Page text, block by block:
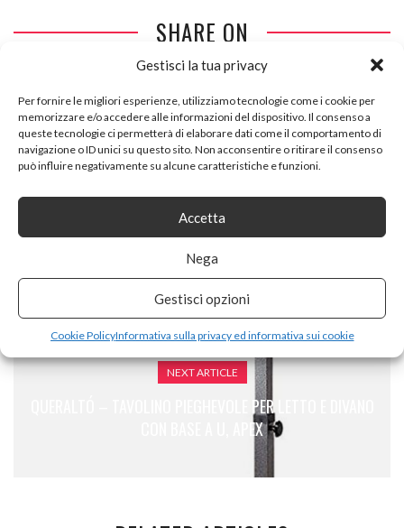
Gestisci la tua privacy
Per fornire le migliori esperienze, utilizziamo tecnologie come i cookie per
memorizzare e/o accedere alle informazioni del dispositivo. Il consenso a
queste tecnologie ci permetterà di elaborare dati come il comportamento di
navigazione o ID unici su questo sito. Non acconsentire o ritirare il consenso
può influire negativamente su alcune caratteristiche e funzioni.
Accetta
Nega
Gestisci opzioni
Cookie PolicyInformativa sulla privacy ed informativa sui cookie
SHARE ON
PREVIOUS ARTICLE
FPIGSHS PORTA BOTTIGLIE DA VINO CANTINETTA PER VINI
VETRINETTA VETRINA ARMADIO DIVISORIO ESPOSITORE A
TERRA SCAFFALE A MURO MULTIFUNZIONE CONTATORE
BAR DA SOGGIORNO SOGGIORNO CANTINA
NEXT ARTICLE
QUERALTÓ – TAVOLINO PIEGHEVOLE PER LETTO E DIVANO
CON BASE A U, APEX